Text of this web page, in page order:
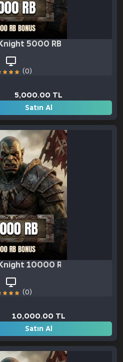
5000 RB + 2000 RB
(0)
5,000.00 TL
Satın Al
10000 RB + 5000 RB
(0)
10,000.00 TL
Satın Al